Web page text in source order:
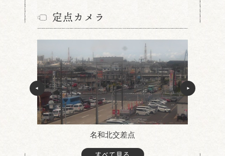
定点カメラ
名和北交差点
すべて見る